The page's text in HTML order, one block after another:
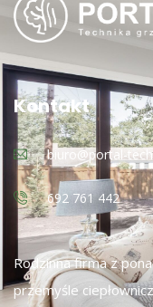
Kontakt
biuro@portal-
692 761 442
Rodzinna firma z
przemyśle